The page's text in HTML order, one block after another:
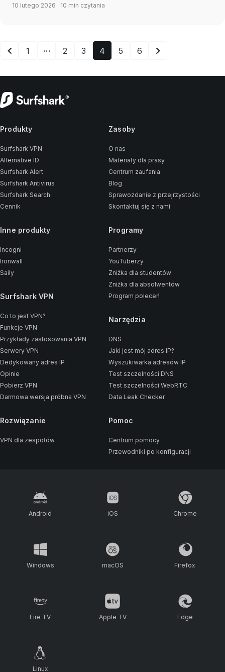
10 lutego 2026 · 10 min czytania
1 … 2 3 4 5 6
Produkty
Surfshark VPN
Alternative ID
Surfshark Alert
Surfshark Antivirus
Surfshark Search
Cennik
Inne produkty
Incogni
Ironwall
Saily
Surfshark VPN
Co to jest VPN?
Funkcje VPN
Przykłady zastosowania VPN
Serwery VPN
Dedykowany adres IP
Opinie
Pobierz VPN
Darmowa wersja próbna VPN
Rozwiązanie
VPN dla zespołów
Zasoby
O nas
Materiały dla prasy
Centrum zaufania
Blog
Sprawozdanie z przejrzystości
Skontaktuj się z nami
Programy
Partnerzy
YouTuberzy
Zniżka dla studentów
Zniżka dla absolwentów
Program poleceń
Narzędzia
DNS
Jaki jest mój adres IP?
Wyszukiwarka adresów IP
Test szczelności DNS
Test szczelności WebRTC
Data Leak Checker
Pomoc
Centrum pomocy
Przewodniki po konfiguracji
Android iOS Chrome
Windows macOS Firefox
Fire TV Apple TV Edge
Linux